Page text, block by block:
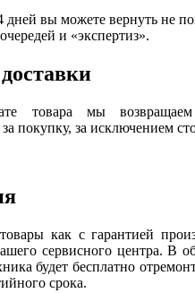
дней вы можете вернуть не
и «экспертиз».
товара мы
покупку, за исключением
как с гарантией
сервисного центра. В
будет бесплатно
срока.